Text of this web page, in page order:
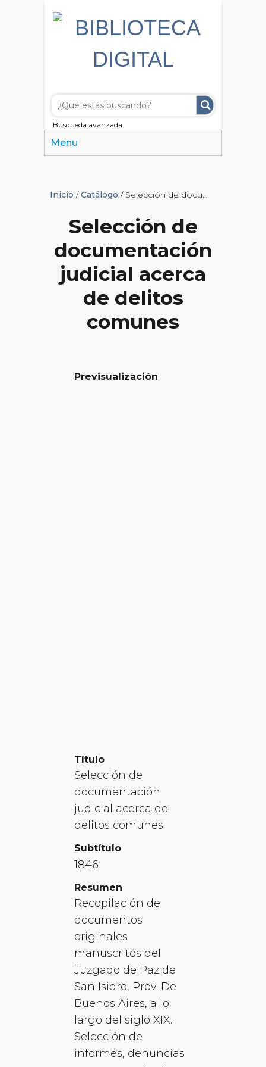
Búsqueda avanzada
Menu
Inicio /Catálogo / Selección de documentación judicial acerca de delitos comunes
Selección de
documentación
judicial acerca
de delitos
comunes
Previsualización
Título
Selección de
documentación
judicial acerca de
delitos comunes
Subtítulo
1846
Resumen
Recopilación de
documentos
originales
manuscritos del
Juzgado de Paz de
San Isidro, Prov. De
Buenos Aires, a lo
largo del siglo XIX.
Selección de
informes, denuncias